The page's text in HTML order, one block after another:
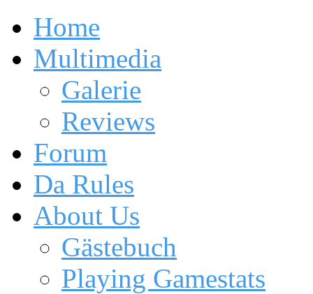
Home
Multimedia
Galerie
Reviews
Forum
Da Rules
About Us
Gästebuch
Playing Gamestats